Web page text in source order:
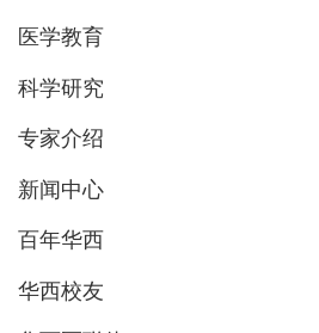
医学教育
科学研究
专家介绍
新闻中心
百年华西
华西校友